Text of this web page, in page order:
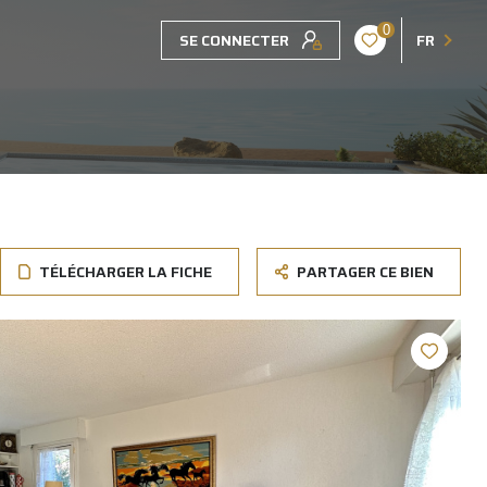
SE CONNECTER 0 FR
TÉLÉCHARGER LA FICHE PARTAGER CE BIEN